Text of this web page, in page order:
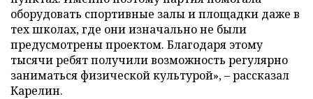
оборудовать спортивные залы и площадки даже в
тех школах, где они изначально не были
предусмотрены проектом. Благодаря этому
тысячи ребят получили возможность регулярно
заниматься физической культурой», – рассказал
Карелин.